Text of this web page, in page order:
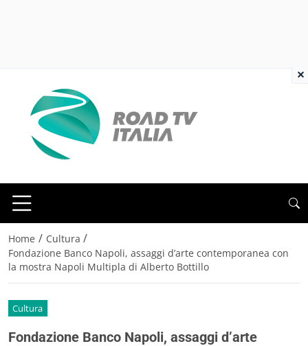
Home / Cultura /
Fondazione Banco Napoli, assaggi d’arte contemporanea con
la mostra Napoli Multipla di Alberto Bottillo
Cultura
Fondazione Banco Napoli, assaggi d’arte
×